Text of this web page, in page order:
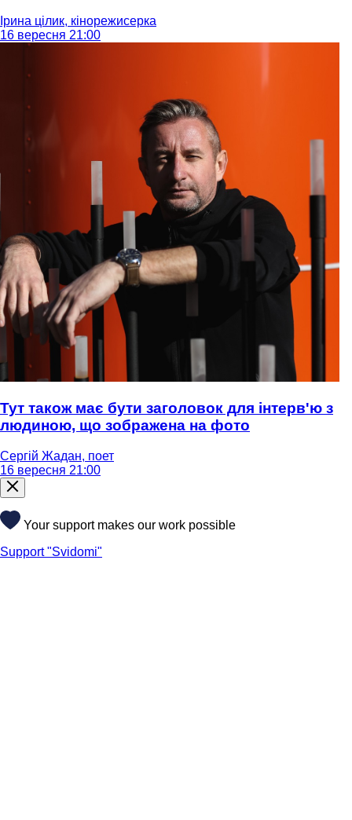
Ірина цілик, кінорежисерка
16 вересня 21:00
Тут також має бути заголовок для інтерв'ю з
людиною, що зображена на фото
Сергій Жадан, поет
16 вересня 21:00
Your support makes our work possible
Support "Svidomi"